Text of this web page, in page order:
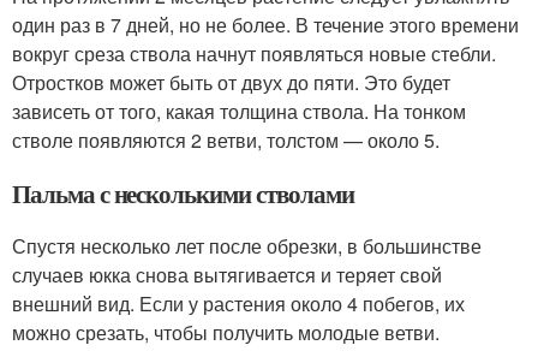
один раз в 7 дней, но не более. В течение этого времени
вокруг среза ствола начнут появляться новые стебли.
Отростков может быть от двух до пяти. Это будет
зависеть от того, какая толщина ствола. На тонком
стволе появляются 2 ветви, толстом — около 5.
Пальма с несколькими стволами
Спустя несколько лет после обрезки, в большинстве
случаев юкка снова вытягивается и теряет свой
внешний вид. Если у растения около 4 побегов, их
можно срезать, чтобы получить молодые ветви.